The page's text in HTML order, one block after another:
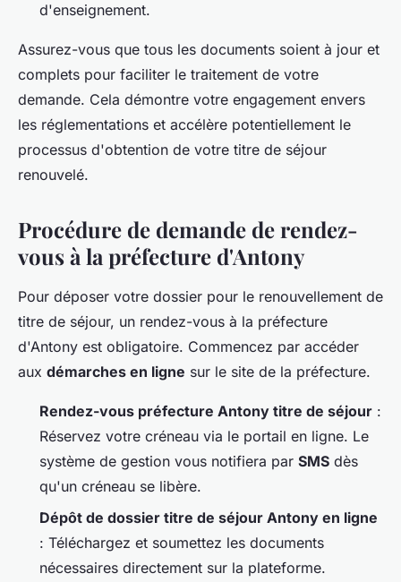
d'enseignement.
Assurez-vous que tous les documents soient à jour et
complets pour faciliter le traitement de votre
demande. Cela démontre votre engagement envers
les réglementations et accélère potentiellement le
processus d'obtention de votre titre de séjour
renouvelé.
Procédure de demande de rendez-
vous à la préfecture d'Antony
Pour déposer votre dossier pour le renouvellement de
titre de séjour, un rendez-vous à la préfecture
d'Antony est obligatoire. Commencez par accéder
aux démarches en ligne sur le site de la préfecture.
Rendez-vous préfecture Antony titre de séjour :
Réservez votre créneau via le portail en ligne. Le
système de gestion vous notifiera par SMS dès
qu'un créneau se libère.
Dépôt de dossier titre de séjour Antony en ligne
: Téléchargez et soumettez les documents
nécessaires directement sur la plateforme.